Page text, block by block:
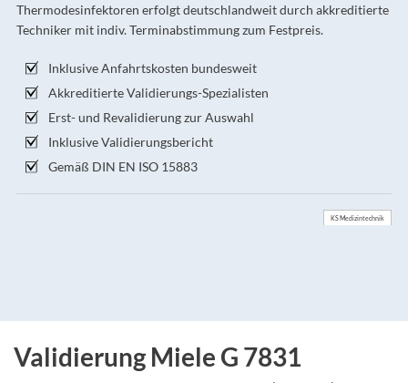
Thermodesinfektoren erfolgt deutschlandweit durch akkreditierte
Techniker mit indiv. Terminabstimmung zum Festpreis.
Inklusive Anfahrtskosten bundesweit
Akkreditierte Validierungs-Spezialisten
Erst- und Revalidierung zur Auswahl
Inklusive Validierungsbericht
Gemäß DIN EN ISO 15883
KS Medizintechnik
Validierung Miele G 7831